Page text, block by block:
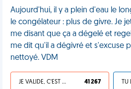
Aujourd'hui, il y a plein d'eau le
le congélateur : plus de givre. Je
me disant que ça a dégelé et
me dit qu'il a dégivré et s'excuse
nettoyé. VDM
JE VALIDE, C'EST UNE VDM 41 267